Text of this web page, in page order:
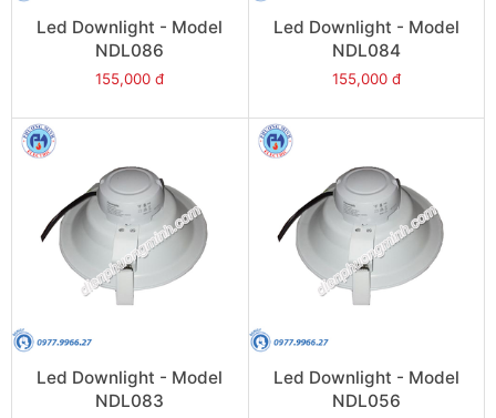
Led Downlight - Model
NDL086
155,000 đ
Led Downlight - Model
NDL084
155,000 đ
Led Downlight - Model
NDL083
Led Downlight - Model
NDL056